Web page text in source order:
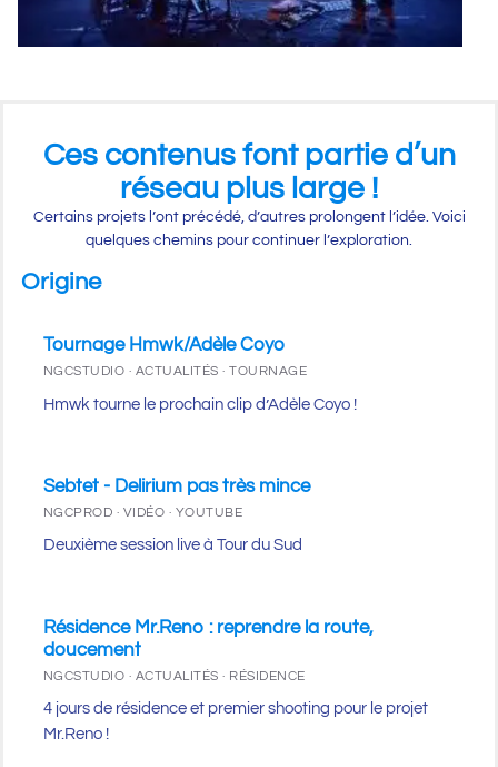
Ces contenus font partie d’un
réseau plus large !
Certains projets l’ont précédé, d’autres prolongent l’idée. Voici
quelques chemins pour continuer l’exploration.
Origine
Tournage Hmwk/Adèle Coyo
NGCSTUDIO · ACTUALITÉS · TOURNAGE
Hmwk tourne le prochain clip d’Adèle Coyo !
Sebtet - Delirium pas très mince
NGCPROD · VIDÉO · YOUTUBE
Deuxième session live à Tour du Sud
Résidence Mr.Reno : reprendre la route,
doucement
NGCSTUDIO · ACTUALITÉS · RÉSIDENCE
4 jours de résidence et premier shooting pour le projet
Mr.Reno !